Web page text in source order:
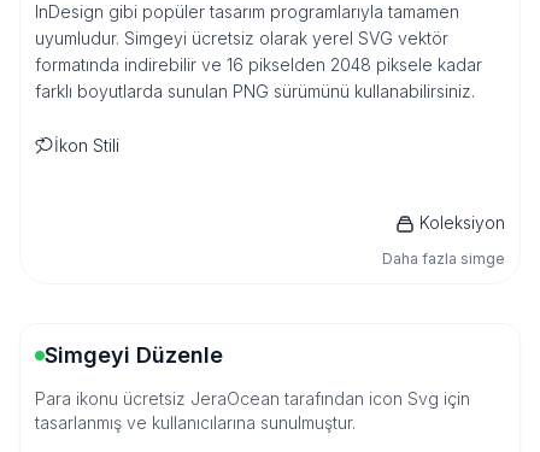
InDesign gibi popüler tasarım programlarıyla tamamen
uyumludur. Simgeyi ücretsiz olarak yerel SVG vektör
formatında indirebilir ve 16 pikselden 2048 piksele kadar
farklı boyutlarda sunulan PNG sürümünü kullanabilirsiniz.
İkon Stili
Koleksiyon
Daha fazla simge
Simgeyi Düzenle
Para ikonu ücretsiz JeraOcean tarafından icon Svg için
tasarlanmış ve kullanıcılarına sunulmuştur.